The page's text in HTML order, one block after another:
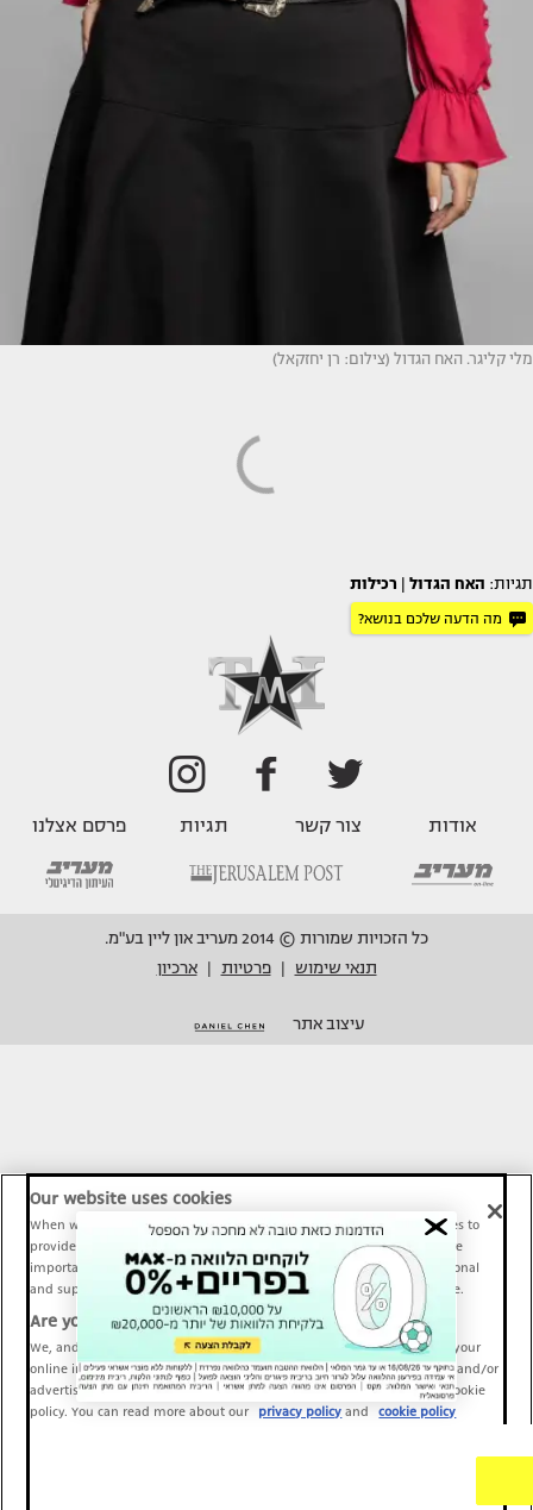
מלי קליגר. האח הגדול (צילום: רן יחזקאל)
תגיות: האח הגדול רכילות
מה הדעה שלכם בנושא?
אודות צור קשר תגיות פרסם אצלנו
כל הזכויות שמורות © 2014 מעריב און ליין בע"מ.
תנאי שימוש
פרטיות ארכיון
עיצוב אתר
Our website uses cookies
When we provide Maariv, TMI and Sport1 content online, we use cookies to
provide social media features and to analyze our traffic. These tools are
important and necessary for our website functionality. Others are optional
and support Maariv, TMI and Sport1 activity and your online experience.
Are you happy to accept cookies?
We, and our partners, use information about your use of our site and your
online interactions to improve our services and to personalize content and/or
advertising for you. You can read more about our privacy policy and cookie
policy. You can read more about our
privacy policy and cookie policy